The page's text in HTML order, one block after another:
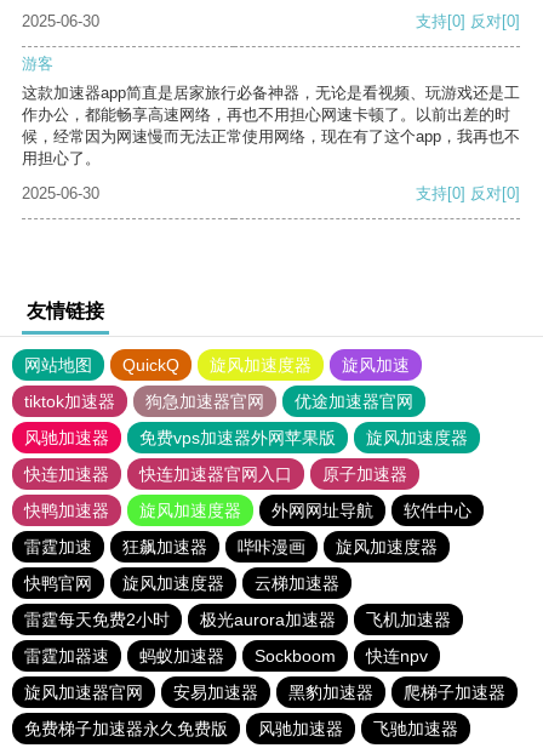
2025-06-30
支持[0] 反对[0]
游客
这款加速器app简直是居家旅行必备神器，无论是看视频、玩游戏还是工
作办公，都能畅享高速网络，再也不用担心网速卡顿了。以前出差的时
候，经常因为网速慢而无法正常使用网络，现在有了这个app，我再也不
用担心了。
2025-06-30
支持[0] 反对[0]
友情链接
网站地图 QuickQ 旋风加速度器
旋风加速
tiktok加速器
狗急加速器官网
优途加速器官网
风驰加速器
免费vps加速器外网苹果版
旋风加速度器
快连加速器
快连加速器官网入口
原子加速器
快鸭加速器
旋风加速度器 外网网址导航
软件中心
雷霆加速
狂飙加速器 哔咔漫画
旋风加速度器
快鸭官网
旋风加速度器
云梯加速器
雷霆每天免费2小时
极光aurora加速器
飞机加速器
雷霆加器速
蚂蚁加速器 Sockboom
快连npv
旋风加速器官网
安易加速器 黑豹加速器
爬梯子加速器
免费梯子加速器永久免费版
风驰加速器 飞驰加速器